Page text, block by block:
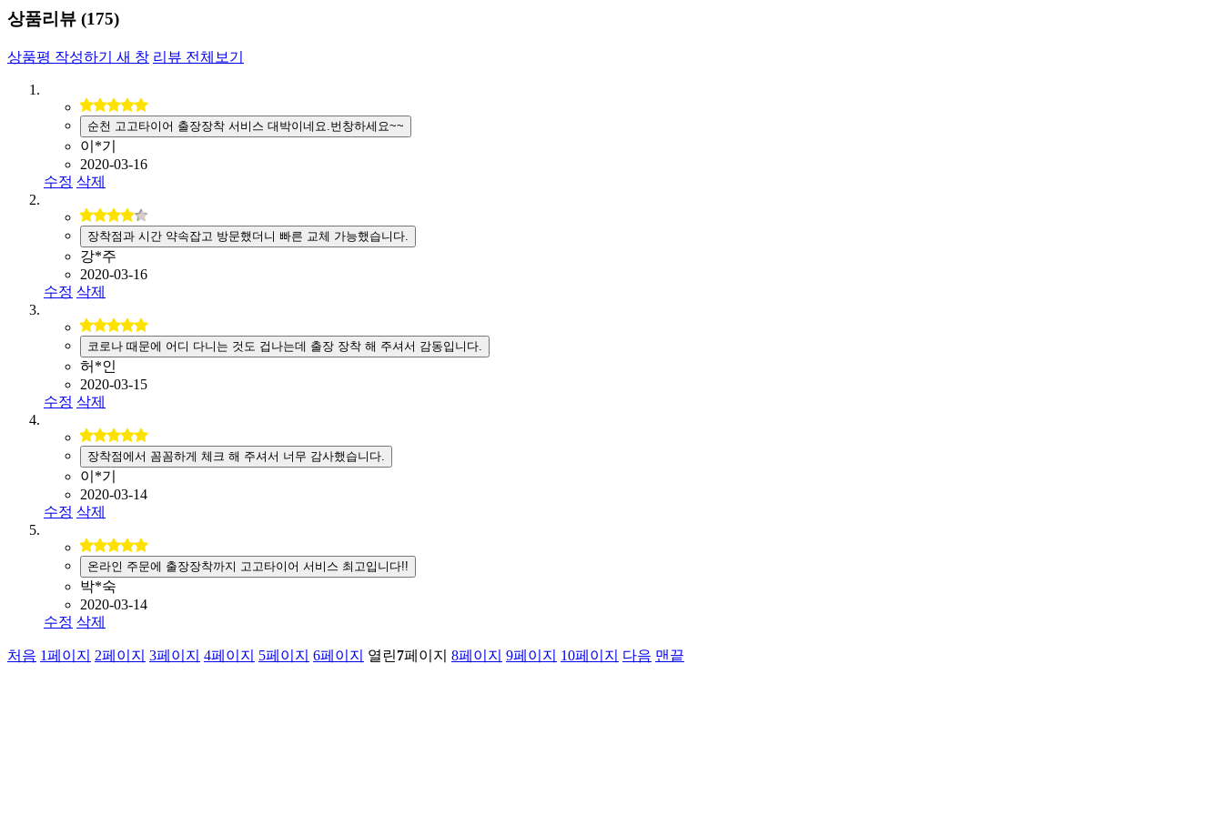
상품리뷰 (175)
상품평 작성하기 새 창 리뷰 전체보기
순천 고고타이어 출장장착 서비스 대박이네요.번창하세요~~
이*기
2020-03-16
수정 삭제
장착점과 시간 약속잡고 방문했더니 빠른 교체 가능했습니다.
강*주
2020-03-16
수정 삭제
코로나 때문에 어디 다니는 것도 겁나는데 출장 장착 해 주셔서 감동입니다.
허*인
2020-03-15
수정 삭제
장착점에서 꼼꼼하게 체크 해 주셔서 너무 감사했습니다.
이*기
2020-03-14
수정 삭제
온라인 주문에 출장장착까지 고고타이어 서비스 최고입니다!!
박*숙
2020-03-14
수정 삭제
처음 1페이지 2페이지 3페이지 4페이지 5페이지 6페이지 열린7페이지 8페이지 9페이지 10페이지 다음 맨끝